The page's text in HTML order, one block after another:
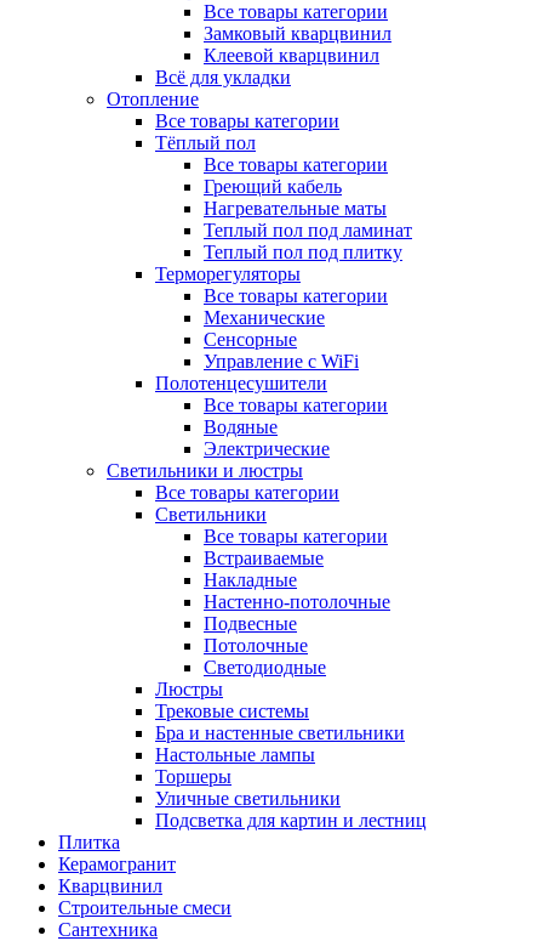
Все товары категории
Замковый кварцвинил
Клеевой кварцвинил
Всё для укладки
Отопление
Все товары категории
Тёплый пол
Все товары категории
Греющий кабель
Нагревательные маты
Теплый пол под ламинат
Теплый пол под плитку
Терморегуляторы
Все товары категории
Механические
Сенсорные
Управление с WiFi
Полотенцесушители
Все товары категории
Водяные
Электрические
Светильники и люстры
Все товары категории
Светильники
Все товары категории
Встраиваемые
Накладные
Настенно-потолочные
Подвесные
Потолочные
Светодиодные
Люстры
Трековые системы
Бра и настенные светильники
Настольные лампы
Торшеры
Уличные светильники
Подсветка для картин и лестниц
Плитка
Керамогранит
Кварцвинил
Строительные смеси
Сантехника